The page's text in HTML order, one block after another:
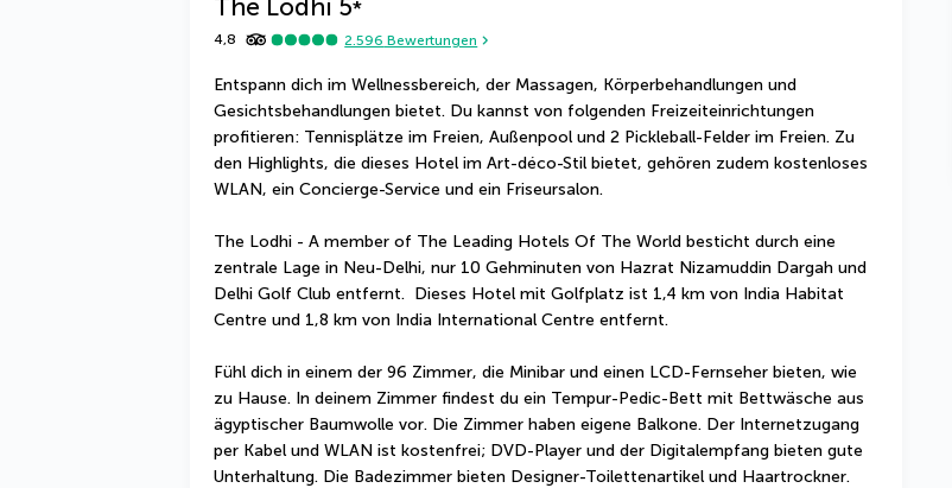
The Lodhi 5*
4,8 2.596 Bewertungen
Entspann dich im Wellnessbereich, der Massagen, Körperbehandlungen und
Gesichtsbehandlungen bietet. Du kannst von folgenden Freizeiteinrichtungen
profitieren: Tennisplätze im Freien, Außenpool und 2 Pickleball-Felder im Freien. Zu
den Highlights, die dieses Hotel im Art-déco-Stil bietet, gehören zudem kostenloses
WLAN, ein Concierge-Service und ein Friseursalon.
The Lodhi - A member of The Leading Hotels Of The World besticht durch eine
zentrale Lage in Neu-Delhi, nur 10 Gehminuten von Hazrat Nizamuddin Dargah und
Delhi Golf Club entfernt.  Dieses Hotel mit Golfplatz ist 1,4 km von India Habitat
Centre und 1,8 km von India International Centre entfernt.
Fühl dich in einem der 96 Zimmer, die Minibar und einen LCD-Fernseher bieten, wie
zu Hause. In deinem Zimmer findest du ein Tempur-Pedic-Bett mit Bettwäsche aus
ägyptischer Baumwolle vor. Die Zimmer haben eigene Balkone. Der Internetzugang
per Kabel und WLAN ist kostenfrei; DVD-Player und der Digitalempfang bieten gute
Unterhaltung. Die Badezimmer bieten Designer-Toilettenartikel und Haartrockner.